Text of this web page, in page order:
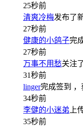
25秒前
清爽冷梅发布了
27秒前
健康的小鸽子完
27秒前
万事不用愁关注
31秒前
linger完成签到
34秒前
李健的小迷弟 上
35秒前